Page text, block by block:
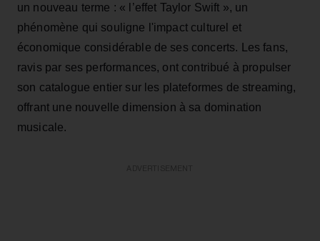
un nouveau terme : « l’effet Taylor Swift », un
phénomène qui souligne l'impact culturel et
économique considérable de ses concerts. Les fans,
ravis par ses performances, ont contribué à propulser
son catalogue entier sur les plateformes de streaming,
offrant une nouvelle dimension à sa domination
musicale.